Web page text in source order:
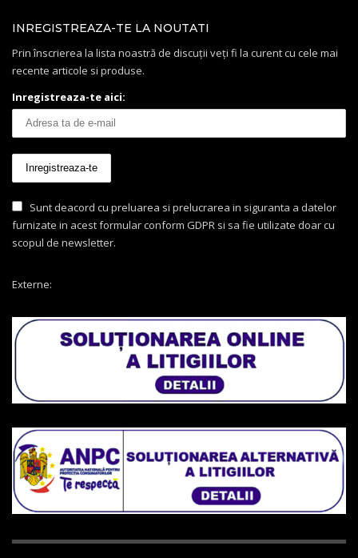
INREGISTREAZA-TE LA NOUTATI
Prin înscrierea la lista noastră de discuții veți fi la curent cu cele mai
recente articole si produse.
Inregistreaza-te aici:
Sunt deacord cu preluarea si prelucrarea in siguranta a datelor
furnizate in acest formular conform GDPR si sa fie utilizate doar cu
scopul de newsletter.
Externe: